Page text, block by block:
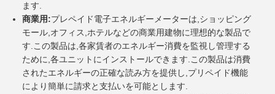
ます.
商業用:プレペイド電子エネルギーメーターは,ショッピング
モール,オフィス,ホテルなどの商業用建物に理想的な製品で
す.この製品は,各家賃者のエネルギー消費を監視し管理する
ために,各ユニットにインストールできます.この製品は消費
されたエネルギーの正確な読み方を提供し,プリペイド機能
により簡単に請求と支払いを可能とします.